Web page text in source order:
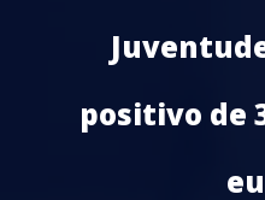
positivo de